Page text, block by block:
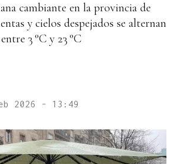
cambiante en la provincia de
y cielos despejados se alternan
3 °C y 23 °C
2026 - 13:49